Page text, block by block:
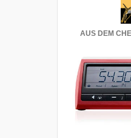
AUS DEM